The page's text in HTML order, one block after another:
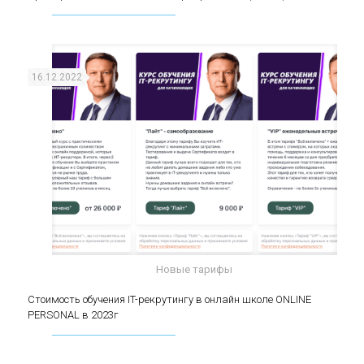
Стоимость обучения IT-рекрутингу в онлайн
Новые тарифы
16.12.2022
Стоимость обучения IT-рекрутингу в онлайн школе ONLINE
PERSONAL в 2023г